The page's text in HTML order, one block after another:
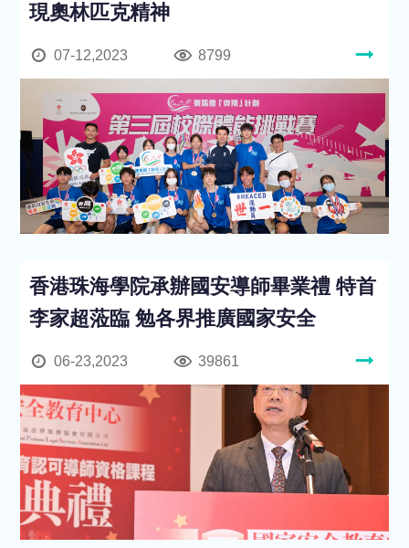
現奧林匹克精神
07-12,2023 8799
香港珠海學院承辦國安導師畢業禮 特首
李家超蒞臨 勉各界推廣國家安全
06-23,2023 39861